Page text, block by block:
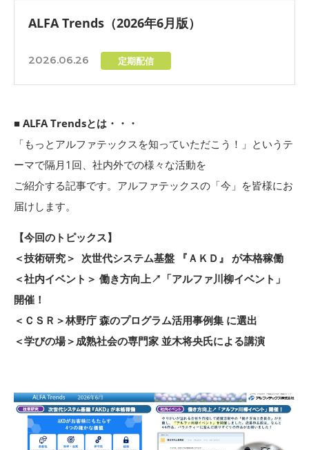
ALFA Trends（2026年6月版）
2026.06.26 定期配信
■ ALFA Trendsとは・・・
「もっとアルファテックスを知っていただこう！」というテ
ーマで隔月1回、社内外での様々な活動を
ご紹介する記事です。アルファテックスの「今」を皆様にお
届けします。
【今回のトピックス】
＜技術研究＞ 次世代システム基盤 『ＡＫＤ』 が本格稼働
＜社内イベント＞ 働き方向上↗「アルファ川柳イベント」
開催！
＜ＣＳＲ＞林野庁 森のプログラム活用事例集 に選出
＜学びの場＞成熟社会の専門家 並木将央氏による講演